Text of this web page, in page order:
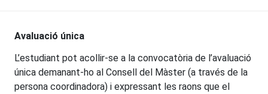
Avaluació única
L’estudiant pot acollir-se a la convocatòria de l’avaluació
única demanant-ho al Consell del Màster (a través de la
persona coordinadora) i expressant les raons que el